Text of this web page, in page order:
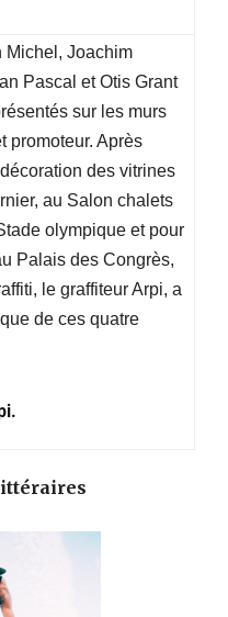
Michel, Joachim
Pascal et Otis Grant
sur les murs
promoteur. Après
des vitrines
au Salon chalets
olympique et pour
Palais des Congrès,
le graffiteur Arpi, a
de ces quatre